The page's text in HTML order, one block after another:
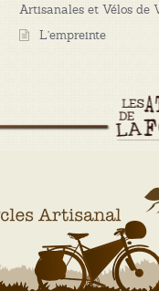
Artisanales et Vélos de
L’empreinte